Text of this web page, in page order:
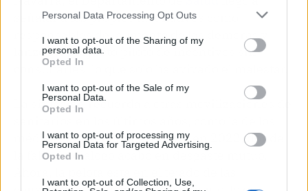
Personal Data Processing Opt Outs
I want to opt-out of the Sharing of my
personal data.
Opted In
I want to opt-out of the Sale of my
Personal Data.
Opted In
I want to opt-out of processing my
Personal Data for Targeted Advertising.
Opted In
I want to opt-out of Collection, Use,
señalar a los propios facultativos como
responsables del aumento de las demoras y
lanzó un proyecto piloto de incentivos sin
consultarles, lo que solo ha avivado el malestar.
La situación recuerda a otras movilizaciones de
médicos de atención primaria en 2022, donde
la falta de diálogo acabó en desgaste mutuo.